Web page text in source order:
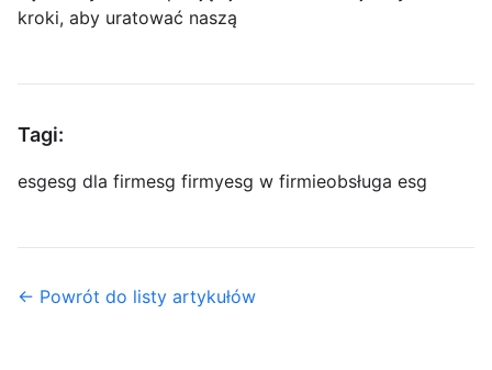
kroki, aby uratować naszą
Tagi:
esgesg dla firmesg firmyesg w firmieobsługa esg
← Powrót do listy artykułów